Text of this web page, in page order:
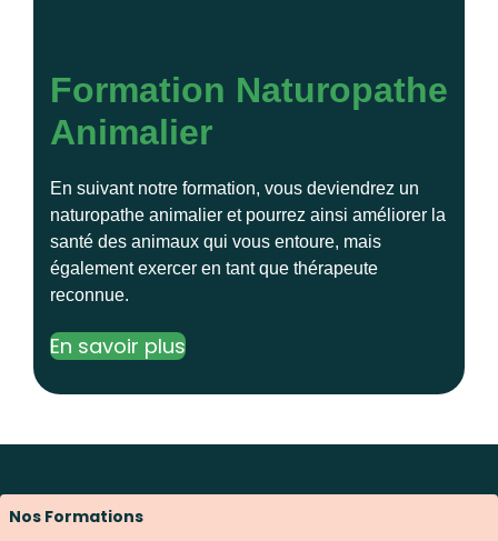
Formation Naturopathe
Animalier
En suivant notre formation, vous deviendrez un
naturopathe animalier et pourrez ainsi améliorer la
santé des animaux qui vous entoure, mais
également exercer en tant que thérapeute
reconnue.
En savoir plus
Nos Formations